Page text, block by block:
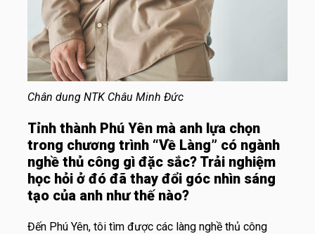
Chân dung NTK Châu Minh Đức
Tỉnh thành Phú Yên mà anh lựa chọn
trong chương trình “Về Làng” có ngành
nghề thủ công gì đặc sắc? Trải nghiệm
học hỏi ở đó đã thay đổi góc nhìn sáng
tạo của anh như thế nào?
Đến Phú Yên, tôi tìm được các làng nghề thủ công